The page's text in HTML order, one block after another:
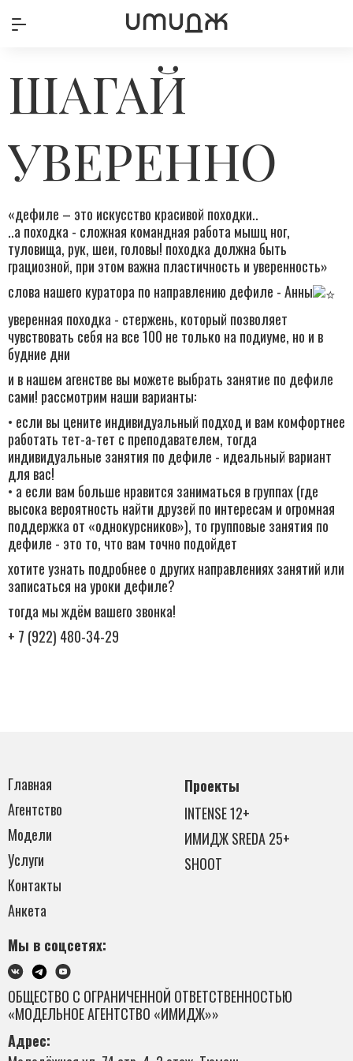
ШАГАЙ
УВЕРЕННО
«дефиле – это искусство красивой походки..
..а походка - сложная командная работа мышц ног,
туловища, рук, шеи, головы! походка должна быть
грациозной, при этом важна пластичность и уверенность»
слова нашего куратора по направлению дефиле - Анны
уверенная походка - стержень, который позволяет
чувствовать себя на все 100 не только на подиуме, но и в
будние дни
и в нашем агенстве вы можете выбрать занятие по дефиле
сами! рассмотрим наши варианты:
• если вы цените индивидуальный подход и вам комфортнее
работать тет-а-тет с преподавателем, тогда
индивидуальные занятия по дефиле - идеальный вариант
для вас!
• а если вам больше нравится заниматься в группах (где
высока вероятность найти друзей по интересам и огромная
поддержка от «однокурсников»), то групповые занятия по
дефиле - это то, что вам точно подойдет
хотите узнать подробнее о других направлениях занятий или
записаться на уроки дефиле?
тогда мы ждём вашего звонка!
+ 7 (922) 480-34-29
Главная
Агентство
Модели
Услуги
Контакты
Анкета
Проекты
INTENSE 12+
ИМИДЖ SREDA 25+
SHOOT
Мы в соцсетях:
ОБЩЕСТВО С ОГРАНИЧЕННОЙ ОТВЕТСТВЕННОСТЬЮ
«МОДЕЛЬНОЕ АГЕНТСТВО «ИМИДЖ»»
Адрес: